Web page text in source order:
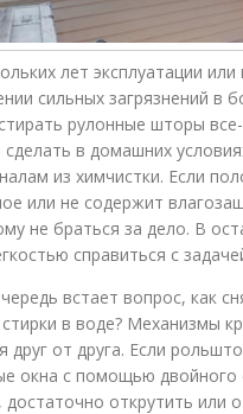
лет эксплуатации или
сильных загрязнений в
рулонные шторы
в домашних
из химчистки. Если
или не содержит
не браться за дело. В
справиться с
встает вопрос, как
в воде? Механизмы
друг от друга. Если
окна с помощью двойного
достаточно открутить или